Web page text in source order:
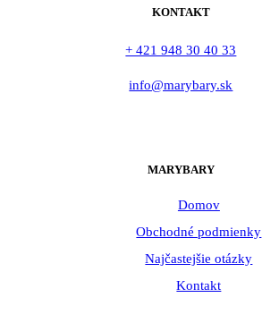
KONTAKT
+ 421 948 30 40 33
info@marybary.sk
MARYBARY
Domov
Obchodné podmienky
Najčastejšie otázky
Kontakt